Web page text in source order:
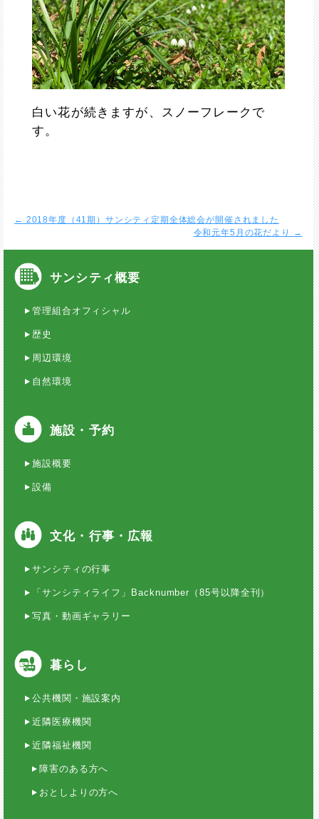
白い花が続きますが、スノーフレークで
す。
← 2018年度（41期）サンシティ定期全体総会が開催されました
令和元年5月の花だより
→
サンシティ概要
管理組合オフィシャル
歴史
周辺環境
自然環境
施設・予約
施設概要
設備
文化・行事・広報
サンシティの行事
「サンシティライフ」Backnumber（85号以降全刊）
写真・動画ギャラリー
暮らし
公共機関・施設案内
近隣医療機関
近隣福祉機関
障害のある方へ
おとしよりの方へ